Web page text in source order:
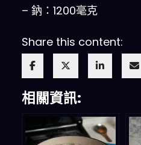
– 鈉：1200毫克
Share this content:
相關資訊: